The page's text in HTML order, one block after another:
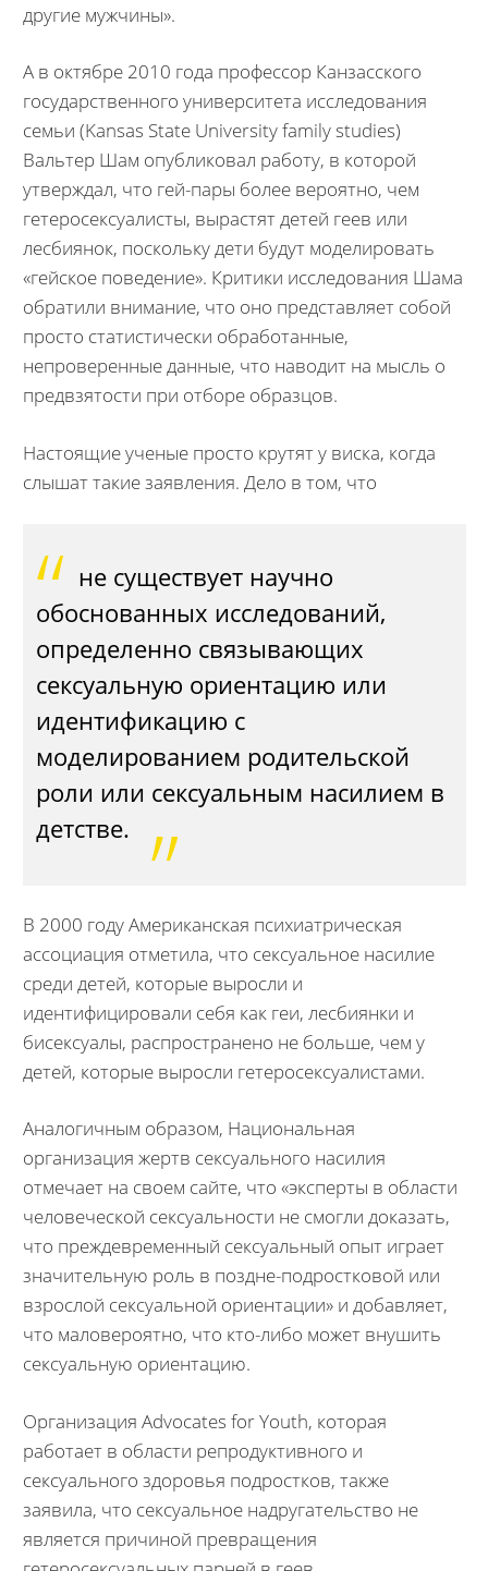
другие мужчины».
А в октябре 2010 года профессор Канзасского
государственного университета исследования
семьи (Kansas State University family studies)
Вальтер Шам опубликовал работу, в которой
утверждал, что гей-пары более вероятно, чем
гетеросексуалисты, вырастят детей геев или
лесбиянок, поскольку дети будут моделировать
«гейское поведение». Критики исследования Шама
обратили внимание, что оно представляет собой
просто статистически обработанные,
непроверенные данные, что наводит на мысль о
предвзятости при отборе образцов.
Настоящие ученые просто крутят у виска, когда
слышат такие заявления. Дело в том, что
не существует научно
обоснованных исследований,
определенно связывающих
сексуальную ориентацию или
идентификацию с
моделированием родительской
роли или сексуальным насилием в
детстве.
В 2000 году Американская психиатрическая
ассоциация отметила, что сексуальное насилие
среди детей, которые выросли и
идентифицировали себя как геи, лесбиянки и
бисексуалы, распространено не больше, чем у
детей, которые выросли гетеросексуалистами.
Аналогичным образом, Национальная
организация жертв сексуального насилия
отмечает на своем сайте, что «эксперты в области
человеческой сексуальности не смогли доказать,
что преждевременный сексуальный опыт играет
значительную роль в поздне-подростковой или
взрослой сексуальной ориентации» и добавляет,
что маловероятно, что кто-либо может внушить
сексуальную ориентацию.
Организация Advocates for Youth, которая
работает в области репродуктивного и
сексуального здоровья подростков, также
заявила, что сексуальное надругательство не
является причиной превращения